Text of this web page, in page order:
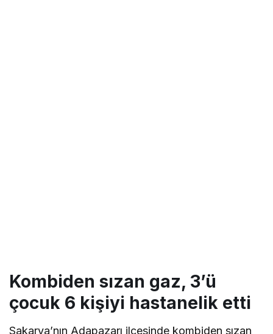
Kombiden sızan gaz, 3’ü
çocuk 6 kişiyi hastanelik etti
Sakarya’nın Adapazarı ilçesinde kombiden sızan